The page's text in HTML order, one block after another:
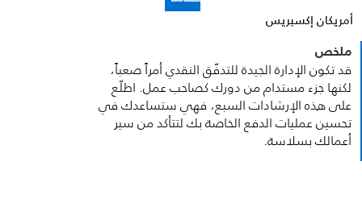
أمريكان إكسبريس
ملخص
قد تكون الإدارة الجيدة للتدفّق النقدي أمراً صعباً،
لكنها جزء مستدام من دورك كصاحب عمل. اطلّع
على هذه الإرشادات السبع، فهي ستساعدك في
تحسين عمليات الدفع الخاصة بك لتتأكد من سير
أعمالك بسلاسة.